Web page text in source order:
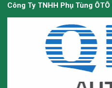
Công Ty TNHH Phụ Tùng